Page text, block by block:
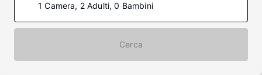
1 Camera, 2 Adulti, 0 Bambini
Cerca